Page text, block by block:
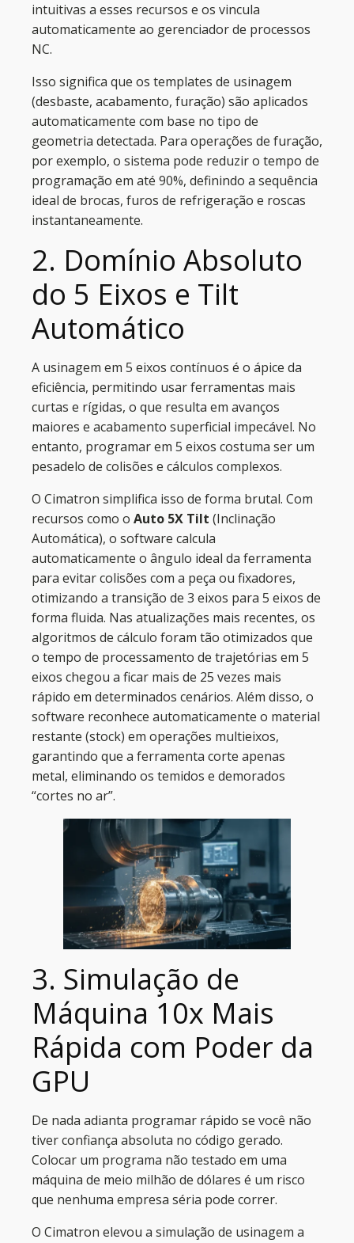
intuitivas a esses recursos e os vincula
automaticamente ao gerenciador de processos
NC.
Isso significa que os templates de usinagem
(desbaste, acabamento, furação) são aplicados
automaticamente com base no tipo de
geometria detectada. Para operações de furação,
por exemplo, o sistema pode reduzir o tempo de
programação em até 90%, definindo a sequência
ideal de brocas, furos de refrigeração e roscas
instantaneamente.
2. Domínio Absoluto
do 5 Eixos e Tilt
Automático
A usinagem em 5 eixos contínuos é o ápice da
eficiência, permitindo usar ferramentas mais
curtas e rígidas, o que resulta em avanços
maiores e acabamento superficial impecável. No
entanto, programar em 5 eixos costuma ser um
pesadelo de colisões e cálculos complexos.
O Cimatron simplifica isso de forma brutal. Com
recursos como o Auto 5X Tilt (Inclinação
Automática), o software calcula
automaticamente o ângulo ideal da ferramenta
para evitar colisões com a peça ou fixadores,
otimizando a transição de 3 eixos para 5 eixos de
forma fluida. Nas atualizações mais recentes, os
algoritmos de cálculo foram tão otimizados que
o tempo de processamento de trajetórias em 5
eixos chegou a ficar mais de 25 vezes mais
rápido em determinados cenários. Além disso, o
software reconhece automaticamente o material
restante (stock) em operações multieixos,
garantindo que a ferramenta corte apenas
metal, eliminando os temidos e demorados
“cortes no ar”.
3. Simulação de
Máquina 10x Mais
Rápida com Poder da
GPU
De nada adianta programar rápido se você não
tiver confiança absoluta no código gerado.
Colocar um programa não testado em uma
máquina de meio milhão de dólares é um risco
que nenhuma empresa séria pode correr.
O Cimatron elevou a simulação de usinagem a